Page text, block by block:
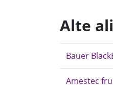
Alte
Bauer
Amestec